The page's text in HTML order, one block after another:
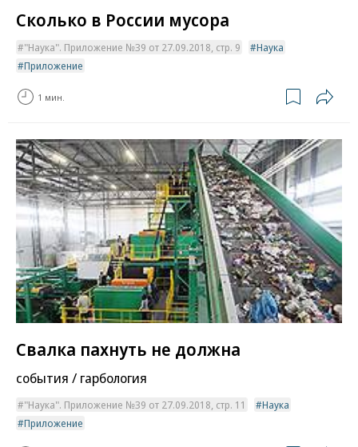
Сколько в России мусора
"Наука". Приложение №39 от 27.09.2018, стр. 9
Наука
Приложение
1 мин.
Свалка пахнуть не должна
события / гарбология
"Наука". Приложение №39 от 27.09.2018, стр. 11
Наука
Приложение